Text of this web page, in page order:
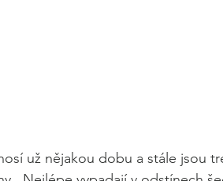
už nějakou dobu a stále jsou